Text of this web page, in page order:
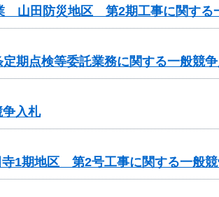
山田防災地区 第2期工事に関する
期点検等委託業務に関する一般競
入札
1期地区 第2号工事に関する一般